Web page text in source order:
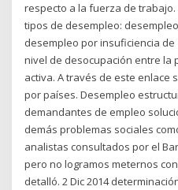
respecto a la fuerza de
tipos de desempleo:
desempleo por insuficiencia
nivel de desocupación entre la
activa. A través de este enlace
por países. Desempleo
demandantes de empleo
demás problemas sociales
analistas consultados por el
pero no logramos meternos
detalló. 2 Dic 2014